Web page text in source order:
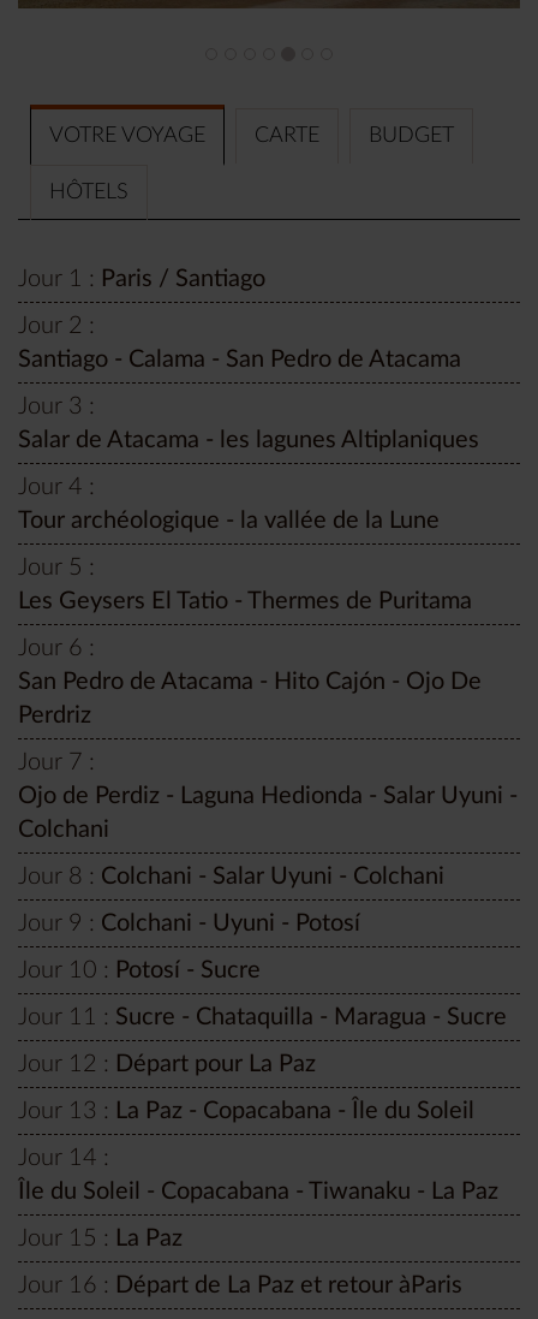
VOTRE VOYAGE CARTE BUDGET
HÔTELS
Jour 1 : Paris / Santiago
Jour 2 :
Santiago - Calama - San Pedro de Atacama
Jour 3 :
Salar de Atacama - les lagunes Altiplaniques
Jour 4 :
Tour archéologique - la vallée de la Lune
Jour 5 :
Les Geysers El Tatio - Thermes de Puritama
Jour 6 :
San Pedro de Atacama - Hito Cajón - Ojo De
Perdriz
Jour 7 :
Ojo de Perdiz - Laguna Hedionda - Salar Uyuni -
Colchani
Jour 8 : Colchani - Salar Uyuni - Colchani
Jour 9 : Colchani - Uyuni - Potosí
Jour 10 : Potosí - Sucre
Jour 11 : Sucre - Chataquilla - Maragua - Sucre
Jour 12 : Départ pour La Paz
Jour 13 : La Paz - Copacabana - Île du Soleil
Jour 14 :
Île du Soleil - Copacabana - Tiwanaku - La Paz
Jour 15 : La Paz
Jour 16 : Départ de La Paz et retour àParis